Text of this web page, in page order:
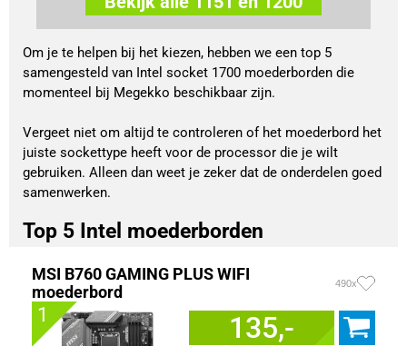
Om je te helpen bij het kiezen, hebben we een top 5
samengesteld van Intel socket 1700 moederborden die
momenteel bij Megekko beschikbaar zijn.
Vergeet niet om altijd te controleren of het moederbord het
juiste sockettype heeft voor de processor die je wilt
gebruiken. Alleen dan weet je zeker dat de onderdelen goed
samenwerken.
Top 5 Intel moederborden
MSI B760 GAMING PLUS WIFI
moederbord
490x
1 135,-